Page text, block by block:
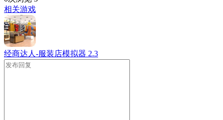
相关游戏
经商达人-服装店模拟器 2.3